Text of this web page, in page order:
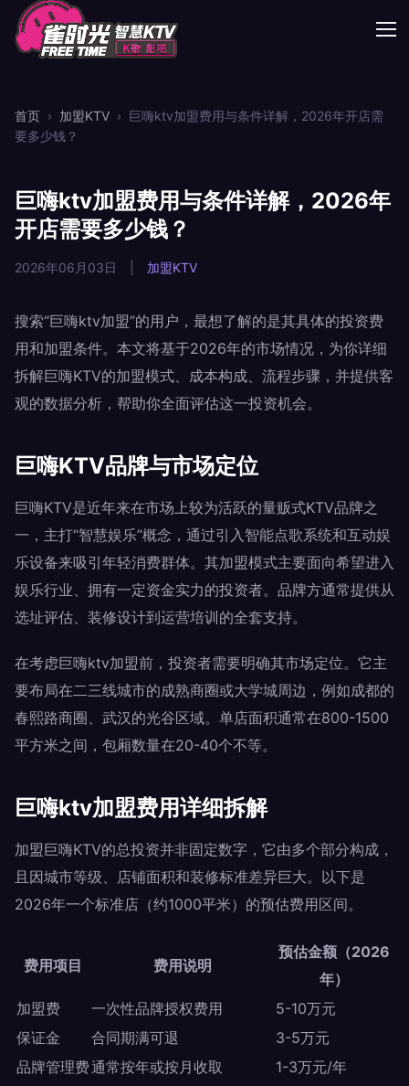
首页 › 加盟KTV › 巨嗨ktv加盟费用与条件详解，2026年开店需
要多少钱？
巨嗨ktv加盟费用与条件详解，2026年
开店需要多少钱？
2026年06月03日 加盟KTV
搜索“巨嗨ktv加盟”的用户，最想了解的是其具体的投资费
用和加盟条件。本文将基于2026年的市场情况，为你详细
拆解巨嗨KTV的加盟模式、成本构成、流程步骤，并提供客
观的数据分析，帮助你全面评估这一投资机会。
巨嗨KTV品牌与市场定位
巨嗨KTV是近年来在市场上较为活跃的量贩式KTV品牌之
一，主打“智慧娱乐”概念，通过引入智能点歌系统和互动娱
乐设备来吸引年轻消费群体。其加盟模式主要面向希望进入
娱乐行业、拥有一定资金实力的投资者。品牌方通常提供从
选址评估、装修设计到运营培训的全套支持。
在考虑巨嗨ktv加盟前，投资者需要明确其市场定位。它主
要布局在二三线城市的成熟商圈或大学城周边，例如成都的
春熙路商圈、武汉的光谷区域。单店面积通常在800-1500
平方米之间，包厢数量在20-40个不等。
巨嗨ktv加盟费用详细拆解
加盟巨嗨KTV的总投资并非固定数字，它由多个部分构成，
且因城市等级、店铺面积和装修标准差异巨大。以下是
2026年一个标准店（约1000平米）的预估费用区间。
费用项目 费用说明
预估金额（2026
年）
加盟费
一次性品牌授权费用
5-10万元
保证金
合同期满可退
3-5万元
品牌管理费通常按年或按月收取 1-3万元/年